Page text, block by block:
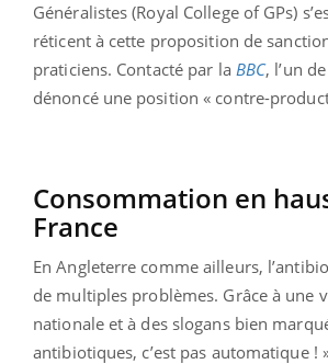
Généralistes (Royal College of GPs)
réticent à cette proposition de
praticiens. Contacté par la BBC, l’un
dénoncé une position « contre-
Consommation en
France
En Angleterre comme ailleurs,
de multiples problèmes. Grâce à une
nationale et à des slogans bien
antibiotiques, c’est pas automatique !